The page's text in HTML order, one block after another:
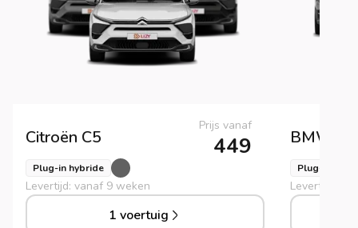
Citroën C5
Prijs vanaf
449
Plug-in hybride
Levertijd: vanaf 9 weken
1 voertuig
BMW
Plug-in
Levertijd: